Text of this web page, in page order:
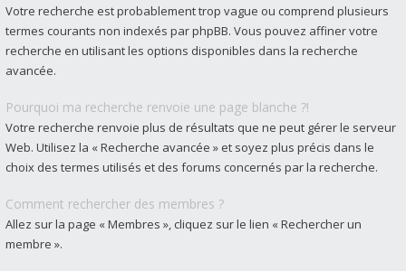
Votre recherche est probablement trop vague ou comprend plusieurs
termes courants non indexés par phpBB. Vous pouvez affiner votre
recherche en utilisant les options disponibles dans la recherche
avancée.
Pourquoi ma recherche renvoie une page blanche ?!
Votre recherche renvoie plus de résultats que ne peut gérer le serveur
Web. Utilisez la « Recherche avancée » et soyez plus précis dans le
choix des termes utilisés et des forums concernés par la recherche.
Comment rechercher des membres ?
Allez sur la page « Membres », cliquez sur le lien « Rechercher un
membre ».